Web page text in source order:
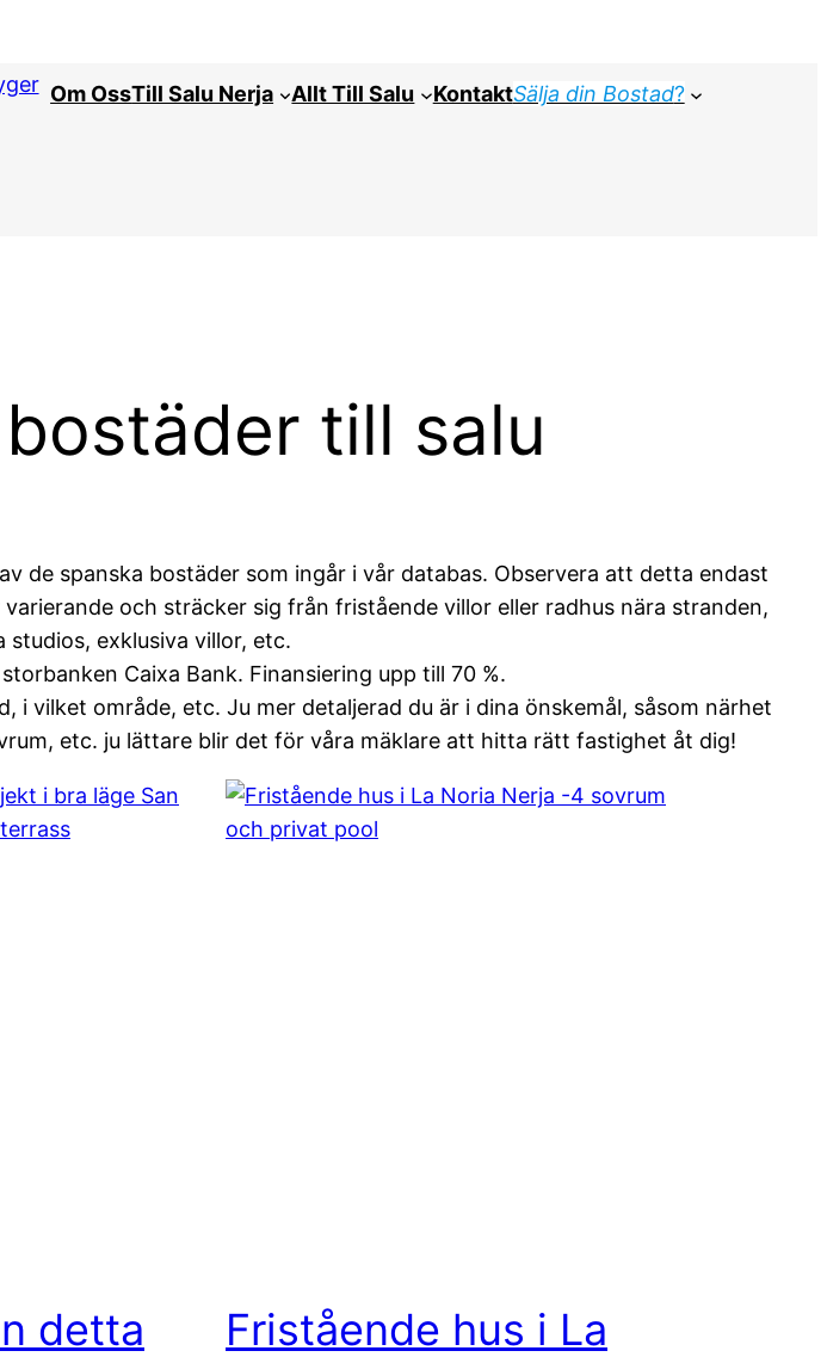
Om OssTill Salu Nerja Allt Till Salu KontaktSälja din Bostad?
till salu
de spanska bostäder som ingår i vår databas. Observera att detta endast
och sträcker sig från fristående villor eller radhus nära stranden,
studios, exklusiva villor, etc.
Caixa Bank. Finansiering upp till 70 %.
vilket område, etc. Ju mer detaljerad du är i dina önskemål, såsom närhet
etc. ju lättare blir det för våra mäklare att hitta rätt fastighet åt dig!
detta
Fristående hus i La